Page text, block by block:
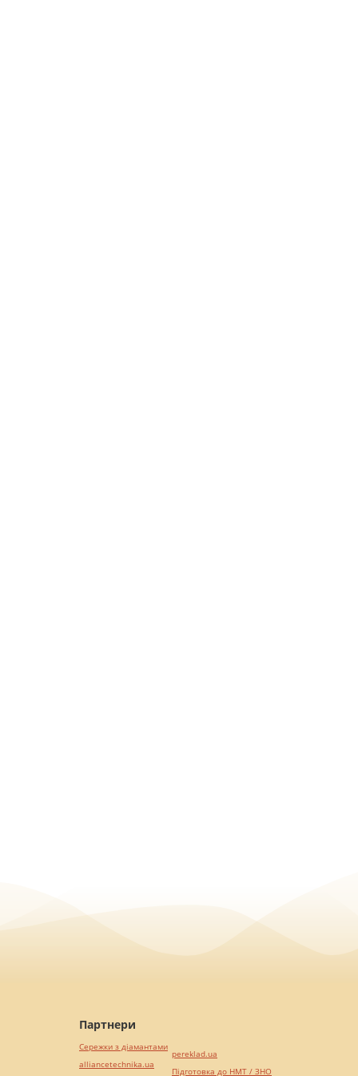
Партнери
Сережки з діамантами
alliancetechnika.ua
pereklad.ua
Підготовка до НМТ / ЗНО